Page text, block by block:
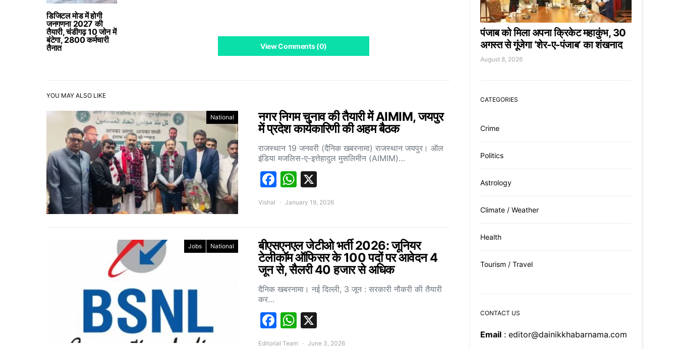
डिजिटल मोड में होगी
जनगणना 2027 की
तैयारी, चंडीगढ़ 10 जोन में
बंटेगा, 2800 कर्मचारी
तैनात
View Comments (0)
YOU MAY ALSO LIKE
National
नगर निगम चुनाव की तैयारी में AIMIM, जयपुर
में प्रदेश कार्यकारिणी की अहम बैठक
राजस्थान 19 जनवरी (दैनिक खबरनामा) राजस्थान जयपुर। ऑल
इंडिया मजलिस-ए-इत्तेहादुल मुसलिमीन (AIMIM)…
Facebook
WhatsApp
Vishal January 19, 2026
Jobs National
बीएसएनएल जेटीओ भर्ती 2026: जूनियर
टेलीकॉम ऑफिसर के 100 पदों पर आवेदन 4
जून से, सैलरी 40 हजार से अधिक
दैनिक खबरनामा। नई दिल्ली, 3 जून : सरकारी नौकरी की तैयारी
कर…
Facebook
WhatsApp
Editorial Team June 3, 2026
पंजाब को मिला अपना क्रिकेट महाकुंभ, 30
अगस्त से गूंजेगा ‘शेर-ए-पंजाब’ का शंखनाद
August 8, 2026
CATEGORIES
Crime
Politics
Astrology
Climate / Weather
Health
Tourism / Travel
CONTACT US
Email : editor@dainikkhabarnama.com